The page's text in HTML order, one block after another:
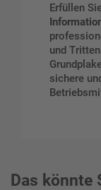
Erfüllen
und
sichere
Das könnte